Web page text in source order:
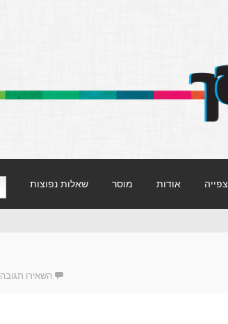
אודות מוסר שאלות נפוצות
השאירו תגובה